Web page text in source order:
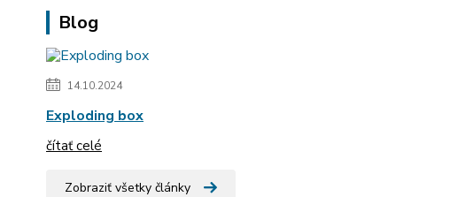
Blog
14.10.2024
Exploding box
čítať celé
Zobraziť všetky články